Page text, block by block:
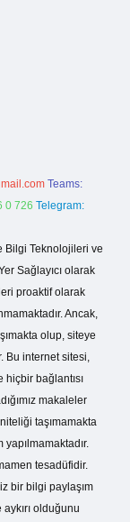
Teams:
0 726 Telegram:
Bilgi Teknolojileri ve
Sağlayıcı olarak
proaktif olarak
Ancak,
olup, siteye
Bu internet sitesi,
bağlantısı
makaleler
taşımamakta
tesadüfidir.
bir bilgi paylaşım
olduğunu